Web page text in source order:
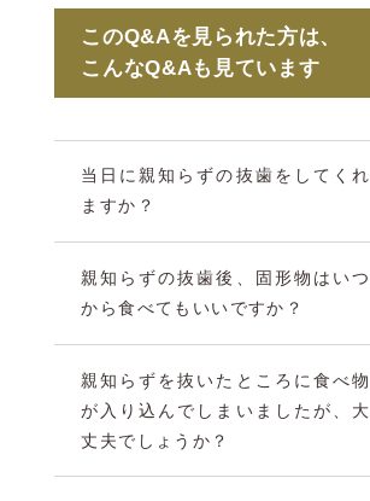
このQ&Aを見られた方は、
こんなQ&Aも見ています
当日に親知らずの抜歯をしてくれ
ますか？
親知らずの抜歯後、固形物はいつ
から食べてもいいですか？
親知らずを抜いたところに食べ物
が入り込んでしまいましたが、大
丈夫でしょうか？